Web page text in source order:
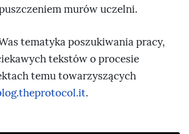
murów uczelni.
tematyka poszukiwania pracy,
tekstów o procesie
temu towarzyszących
.